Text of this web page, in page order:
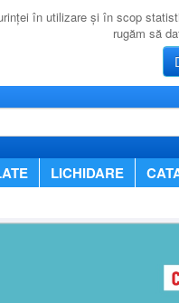
în utilizare şi în scop
rugăm să
LICHIDARE